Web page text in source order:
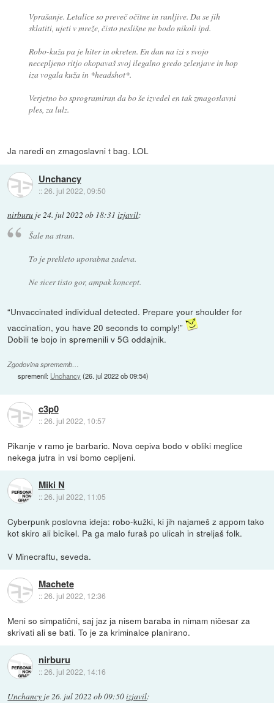
Vprašanje. Letalice so preveč očitne in ranljive. Da se jih
sklatiti, ujeti v mreže, čisto neslišne ne bodo nikoli ipd.
Robo-kuža pa je hiter in okreten. En dan na izi s svojo
necepljeno ritjo okopavaš svoj ilegalno gredo zelenjave in hop
iza vogala kuža in *headshot*.
Verjetno bo sprogramiran da bo še izvedel en tak zmagoslavni
ples, za lulz.
Ja naredi en zmagoslavni t bag. LOL
Unchancy
::26. jul 2022, 09:50
nirburu je24. jul 2022 ob 18:31 izjavil:
Šale na stran.
To je prekleto uporabna zadeva.
Ne sicer tisto gor, ampak koncept.
“Unvaccinated individual detected. Prepare your shoulder for
vaccination, you have 20 seconds to comply!”
Dobili te bojo in spremenili v 5G oddajnik.
Zgodovina sprememb…
spremenil: Unchancy (26. jul 2022 ob 09:54)
c3p0
::26. jul 2022, 10:57
Pikanje v ramo je barbaric. Nova cepiva bodo v obliki meglice
nekega jutra in vsi bomo cepljeni.
Miki N
::26. jul 2022, 11:05
Cyberpunk poslovna ideja: robo-kužki, ki jih najameš z appom tako
kot skiro ali bicikel. Pa ga malo furaš po ulicah in streljaš folk.
V Minecraftu, seveda.
Machete
::26. jul 2022, 12:36
Meni so simpatični, saj jaz ja nisem baraba in nimam ničesar za
skrivati ali se bati. To je za kriminalce planirano.
nirburu
::26. jul 2022, 14:16
Unchancy je26. jul 2022 ob 09:50izjavil: